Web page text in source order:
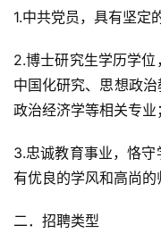
1.中共党员，具有坚定
2.博士研究生学历学
中国化研究、思想政治
政治经济学等相关专业；
3.忠诚教育事业，恪
有优良的学风和高尚的
二．招聘类型